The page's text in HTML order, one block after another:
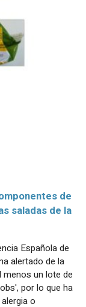
de
saladas de la
Española de
alertado de la
menos un lote de
por lo que ha
o